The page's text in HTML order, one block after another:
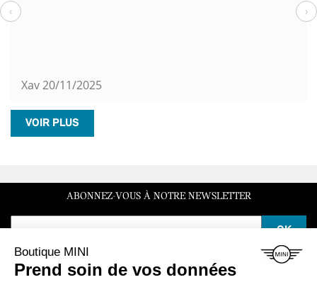
Xav20/11/2025
‹ ›
VOIR PLUS
ABONNEZ-VOUS À NOTRE NEWSLETTER
SERVICE CLIENT